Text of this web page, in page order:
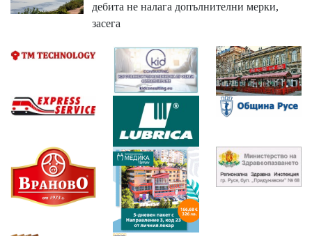
дебита не налага допълнителни мерки,
засега